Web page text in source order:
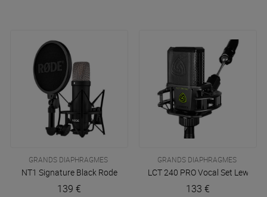
GRANDS DIAPHRAGMES
NT1 Signature Black Rode
139 €
GRANDS DIAPHRAGMES
LCT 240 PRO Vocal Set Lewitt
133 €